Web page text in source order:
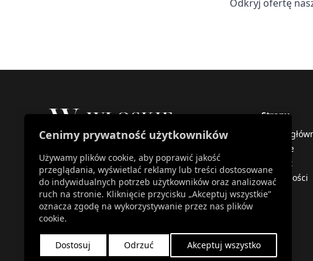
Odkryj ofertę
Właścicielem marki Włoskie Ogrody jest
Patch Polska sp. z o.o.
+48 734 106 149
info@wloskie-ogrody.pl
Strony
Strona
O firmie
Kontakt
Aktualności
Sklep
Cenimy prywatność użytkowników
Używamy plików cookie, aby poprawić jakość
przeglądania, wyświetlać reklamy lub treści dostosowane
do indywidualnych potrzeb użytkowników oraz analizować
ruch na stronie. Kliknięcie przycisku „Akceptuj wszystkie”
oznacza zgodę na wykorzystywanie przez nas plików
cookie.
Dostosuj Odrzuć Akceptuj wszystko